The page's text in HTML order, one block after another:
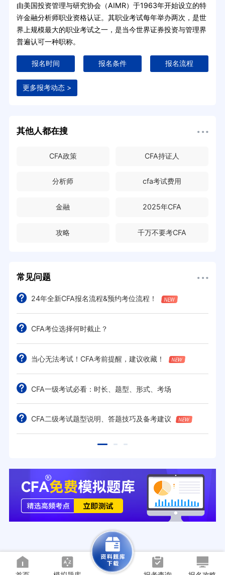
由美国投资管理与研究协会（AIMR）于1963年开始设立的特
许金融分析师职业资格认证。其职业考试每年举办两次，是世
界上规模最大的职业考试之一，是当今世界证券投资与管理界
普遍认可一种职称。
报名时间 报名条件 报名流程
更多报考动态 >
其他人都在搜
CFA政策 CFA持证人
分析师 cfa考试费用
金融 2025年CFA
攻略 千万不要考CFA
常见问题
24年全新CFA报名流程&预约考位流程！
CFA考位选择何时截止？
当心无法考试！CFA考前提醒，建议收藏！
CFA一级考试必看：时长、题型、形式、考场
CFA二级考试题型说明、答题技巧及备考建议